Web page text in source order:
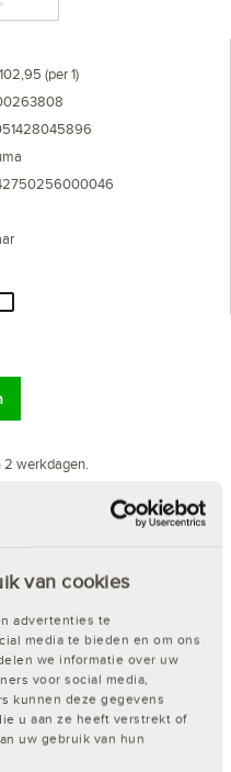
van cookies
advertenties te
media te bieden en om ons
we informatie over uw
voor social media,
kunnen deze gegevens
u aan ze heeft verstrekt of
uw gebruik van hun
€ 102,95 (per 1)
2 werkdagen.
in!